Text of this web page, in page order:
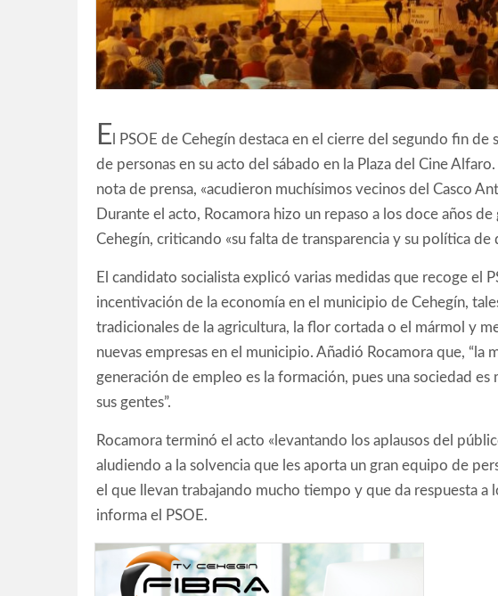
E l PSOE de Cehegín destaca en el cierre del segundo fin de
de personas en su acto del sábado en la Plaza del Cine
nota de prensa, «acudieron muchísimos vecinos del Casco
Durante el acto, Rocamora hizo un repaso a los doce años
Cehegín, criticando «su falta de transparencia y su política
El candidato socialista explicó varias medidas que recoge el
incentivación de la economía en el municipio de Cehegín,
tradicionales de la agricultura, la flor cortada o el mármol y
nuevas empresas en el municipio. Añadió Rocamora que, “la
generación de empleo es la formación, pues una sociedad es
sus gentes”.
Rocamora terminó el acto «levantando los aplausos del
aludiendo a la solvencia que les aporta un gran equipo de
el que llevan trabajando mucho tiempo y que da respuesta a
informa el PSOE.